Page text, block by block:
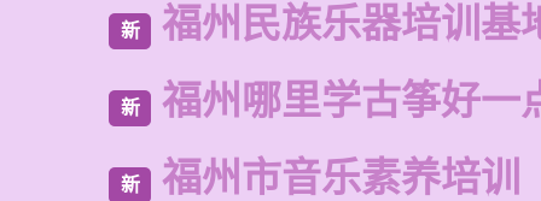
新 福州民族乐器培训基
新 福州哪里学古筝好一
新 福州市音乐素养培训